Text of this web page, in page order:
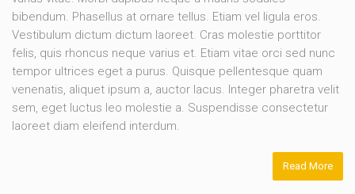
bibendum. Phasellus at ornare tellus. Etiam vel ligula eros.
Vestibulum dictum dictum laoreet. Cras molestie porttitor
felis, quis rhoncus neque varius et. Etiam vitae orci sed nunc
tempor ultrices eget a purus. Quisque pellentesque quam
venenatis, aliquet ipsum a, auctor lacus. Integer pharetra velit
sem, eget luctus leo molestie a. Suspendisse consectetur
laoreet diam eleifend interdum.
Read More